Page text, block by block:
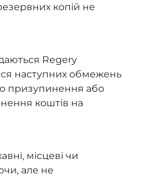
копій не
Regery
наступних обмежень
призупинення або
коштів на
місцеві чи
але не